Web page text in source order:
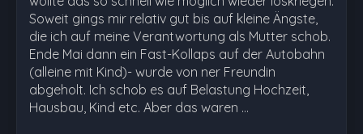
Soweit gings mir relativ gut bis auf kleine Ängste,
die ich auf meine Verantwortung als Mutter schob.
Ende Mai dann ein Fast-Kollaps auf der Autobahn
(alleine mit Kind)- wurde von ner Freundin
abgeholt. Ich schob es auf Belastung Hochzeit,
Hausbau, Kind etc. Aber das waren …